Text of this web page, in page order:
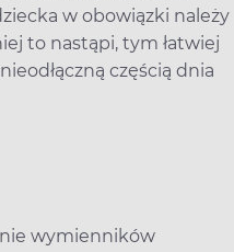
w obowiązki należy
to nastąpi, tym łatwiej
częścią dnia
wymienników